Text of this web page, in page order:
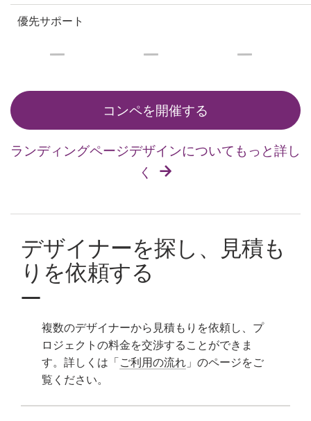
優先サポート
コンペを開催する
ランディングページデザインについてもっと詳し
く
デザイナーを探し、見積も
りを依頼する
複数のデザイナーから見積もりを依頼し、プ
ロジェクトの料金を交渉することができま
す。詳しくは「 ご利用の流れ 」のページをご
覧ください。